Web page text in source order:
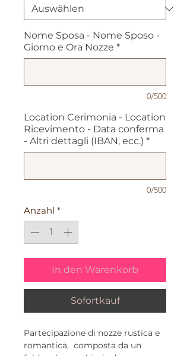
Nome Sposa - Nome Sposo -
Giorno e Ora Nozze *
0/500
Location Cerimonia - Location
Ricevimento - Data conferma
- Altri dettagli (IBAN, ecc.) *
0/500
Anzahl *
In den Warenkorb
Sofortkauf
Partecipazione di nozze rustica e
romantica, composta da un